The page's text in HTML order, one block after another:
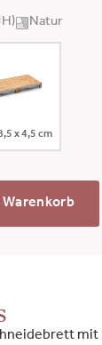
Natur
x 4,5 cm
Warenkorb
mit